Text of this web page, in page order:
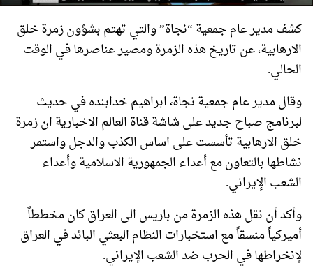
كشف مدير عام جمعية “نجاة” والتي تهتم بشؤون زمرة خلق
الارهابية، عن تاريخ هذه الزمرة ومصير عناصرها في الوقت
الحالي.
وقال مدير عام جمعية نجاة، ابراهيم خدابنده في حديث
لبرنامج صباح جديد علی شاشة قناة العالم الاخبارية ان زمرة
خلق الارهابية تأسست على اساس الكذب والدجل واستمر
نشاطها بالتعاون مع أعداء الجمهورية الاسلامية وأعداء
الشعب الإيراني.
وأكد أن نقل هذه الزمرة من باريس الى العراق كان مخططاً
أميركياً منسقاً مع استخبارات النظام البعثي البائد في العراق
لإنخراطها في الحرب ضد الشعب الإيراني.